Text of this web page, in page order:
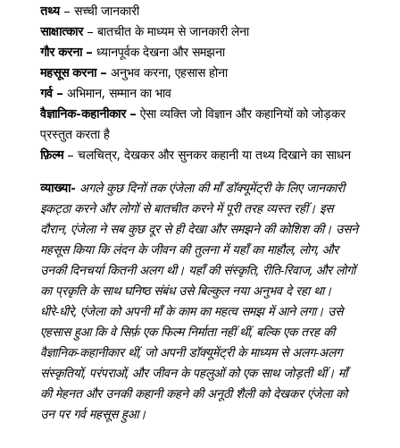
तथ्य– सच्ची जानकारी
साक्षात्कार– बातचीत के माध्यम से जानकारी लेना
गौर करना – ध्यानपूर्वक देखना और समझना
महसूस करना – अनुभव करना, एहसास होना
गर्व – अभिमान, सम्मान का भाव
वैज्ञानिक-कहानीकार – ऐसा व्यक्ति जो विज्ञान और कहानियों को जोड़कर
प्रस्तुत करता है
फ़िल्म– चलचित्र, देखकर और सुनकर कहानी या तथ्य दिखाने का साधन
व्याख्या- अगले कुछ दिनों तक एंजेला की माँ डॉक्यूमेंट्री के लिए जानकारी
इकट्ठा करने और लोगों से बातचीत करने में पूरी तरह व्यस्त रहीं। इस
दौरान, एंजेला ने सब कुछ दूर से ही देखा और समझने की कोशिश की। उसने
महसूस किया कि लंदन के जीवन की तुलना में यहाँ का माहौल, लोग, और
उनकी दिनचर्या कितनी अलग थी। यहाँ की संस्कृति, रीति-रिवाज, और लोगों
का प्रकृति के साथ घनिष्ठ संबंध उसे बिल्कुल नया अनुभव दे रहा था।
धीरे-धीरे, एंजेला को अपनी माँ के काम का महत्व समझ में आने लगा। उसे
एहसास हुआ कि वे सिर्फ़ एक फिल्म निर्माता नहीं थीं, बल्कि एक तरह की
वैज्ञानिक-कहानीकार थीं, जो अपनी डॉक्यूमेंट्री के माध्यम से अलग-अलग
संस्कृतियों, परंपराओं, और जीवन के पहलुओं को एक साथ जोड़ती थीं। माँ
की मेहनत और उनकी कहानी कहने की अनूठी शैली को देखकर एंजेला को
उन पर गर्व महसूस हुआ।